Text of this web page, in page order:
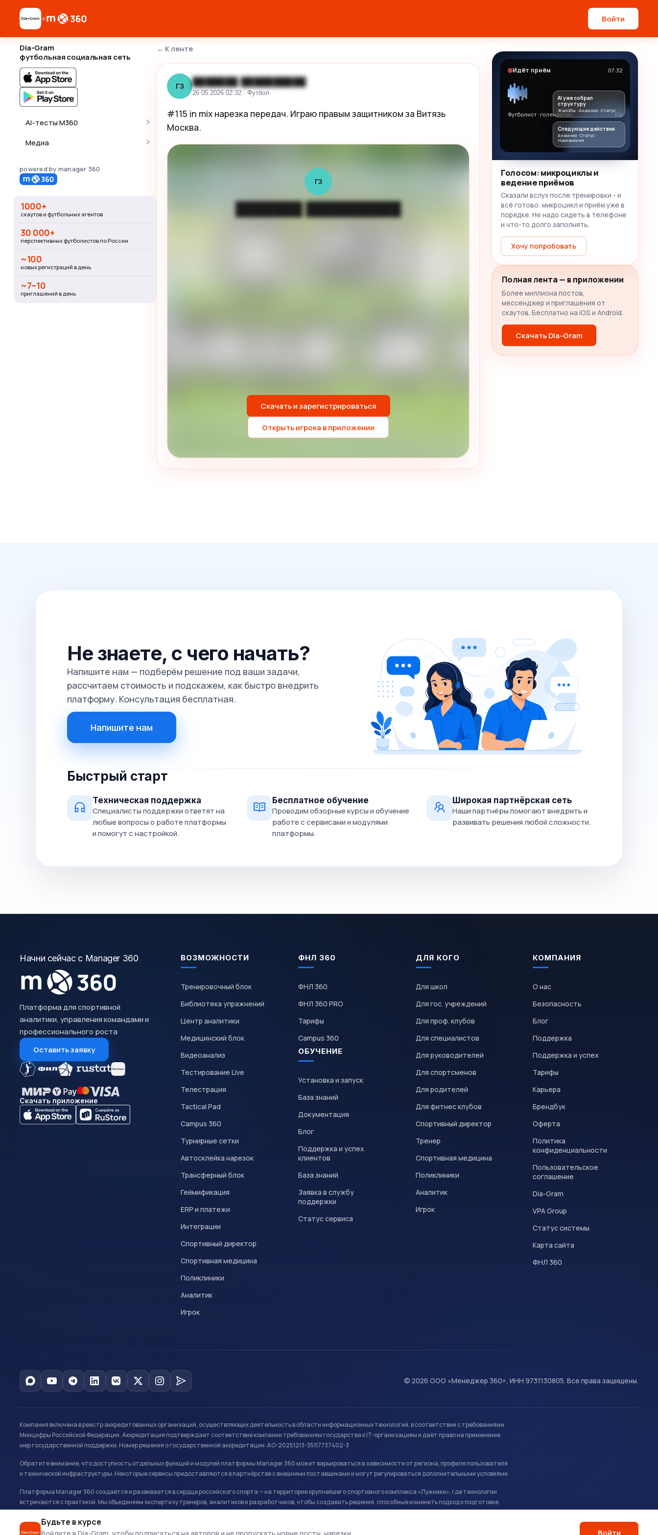
× Войти
Dia-Gram
футбольная социальная сеть
AI-тесты M360
Медиа
powered by manager 360
1000+
скаутов и футбольных агентов
30 000+
перспективных футболистов по России
~100
новых регистраций в день
~7–10
приглашений в день
← К ленте
ГЗ ███████ ██████████
26.05.2026 02:32 · Футбол
#115 in mix нарезка передач. Играю правым защитником за Витязь
Москва.
ГЗ
███████ ██████████
Скачать и зарегистрироваться
Открыть игрока в приложении
Идёт приём 07:32
Футболист · голеностоп RU
AI уже собрал
структуру
Жалобы · Анамнез · Статус
Следующие действия
Анамнез · Статус ·
Назначения
Голосом: микроциклы и
ведение приёмов
Сказали вслух после тренировки - и
всё готово: микроцикл и приём уже в
порядке. Не надо сидеть в телефоне
и что-то долго заполнять.
Хочу попробовать
Полная лента — в приложении
Более миллиона постов,
мессенджер и приглашения от
скаутов. Бесплатно на iOS и Android.
Скачать Dia-Gram
Будьте в курсе
Войти
Не знаете, с чего начать?
Напишите нам — подберём решение под ваши задачи,
рассчитаем стоимость и подскажем, как быстро внедрить
платформу. Консультация бесплатная.
Напишите нам
Быстрый старт
Техническая поддержка
Специалисты поддержки ответят на
любые вопросы о работе платформы
и помогут с настройкой.
Бесплатное обучение
Проводим обзорные курсы и обучение
работе с сервисами и модулями
платформы.
Широкая партнёрская сеть
Наши партнёры помогают внедрить и
развивать решения любой сложности.
Начни сейчас с Manager 360
Платформа для спортивной
аналитики, управления командами и
профессионального роста
Оставить заявку
Скачать приложение
ВОЗМОЖНОСТИ
Тренировочный блок
Библиотека упражнений
Центр аналитики
Медицинский блок
Видеоанализ
Тестирование Live
Телестрация
Tactical Pad
Campus 360
Турнирные сетки
Автосклейка нарезок
Трансферный блок
Геймификация
ERP и платежи
Интеграции
Спортивный директор
Спортивная медицина
Поликлиники
Аналитик
Игрок
ФНЛ 360
ФНЛ 360
ФНЛ 360 PRO
Тарифы
Campus 360
ОБУЧЕНИЕ
Установка и запуск
База знаний
Документация
Блог
Поддержка и успех
клиентов
База знаний
Заявка в службу
поддержки
Статус сервиса
ДЛЯ КОГО
Для школ
Для гос. учреждений
Для проф. клубов
Для специалистов
Для руководителей
Для спортсменов
Для родителей
Для фитнес клубов
Спортивный директор
Тренер
Спортивная медицина
Поликлиники
Аналитик
Игрок
КОМПАНИЯ
О нас
Безопасность
Блог
Поддержка
Поддержка и успех
Тарифы
Карьера
Брендбук
Оферта
Политика
конфиденциальности
Пользовательское
соглашение
Dia-Gram
VPA Group
Статус системы
Карта сайта
ФНЛ 360
© 2026 ООО «Менеджер 360», ИНН 9731130805. Все права защищены.
Компания включена в реестр аккредитованных организаций, осуществляющих деятельность в области информационных технологий, в соответствии с требованиями
Минцифры Российской Федерации. Аккредитация подтверждает соответствие компании требованиям государства к IT-организациям и даёт право на применение
мер государственной поддержки. Номер решения о государственной аккредитации: АО-20251213-35117737402-3
Обратите внимание, что доступность отдельных функций и модулей платформы Manager 360 может варьироваться в зависимости от региона, профиля пользователя
и технической инфраструктуры. Некоторые сервисы предоставляются в партнёрстве с внешними поставщиками и могут регулироваться дополнительными условиями.
Платформа Manager 360 создаётся и развивается в сердце российского спорта — на территории крупнейшего спортивного комплекса «Лужники», где технологии
встречаются с практикой. Мы объединяем экспертизу тренеров, аналитиков и разработчиков, чтобы создавать решения, способные изменить подход к подготовке,
развитию и управлению в спорте.
Офис: г. Москва, Олимпийский комплекс «Лужники», Большая спортивная арена, ул. Лужники 24с1.